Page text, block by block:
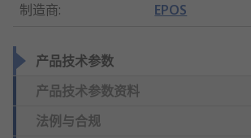
制造商: EPOS
产品技术参数
产品技术参数资料
法例与合规